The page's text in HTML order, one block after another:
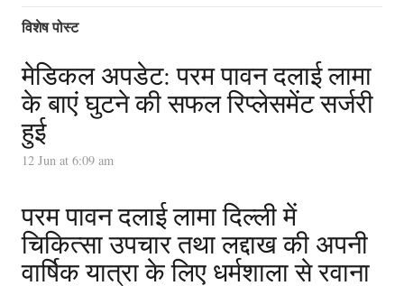
विशेष पोस्ट
मेडिकल अपडेट: परम पावन दलाई लामा
के बाएं घुटने की सफल रिप्लेसमेंट सर्जरी
हुई
12 Jun at 6:09 am
परम पावन दलाई लामा दिल्ली में
चिकित्सा उपचार तथा लद्दाख की अपनी
वार्षिक यात्रा के लिए धर्मशाला से रवाना